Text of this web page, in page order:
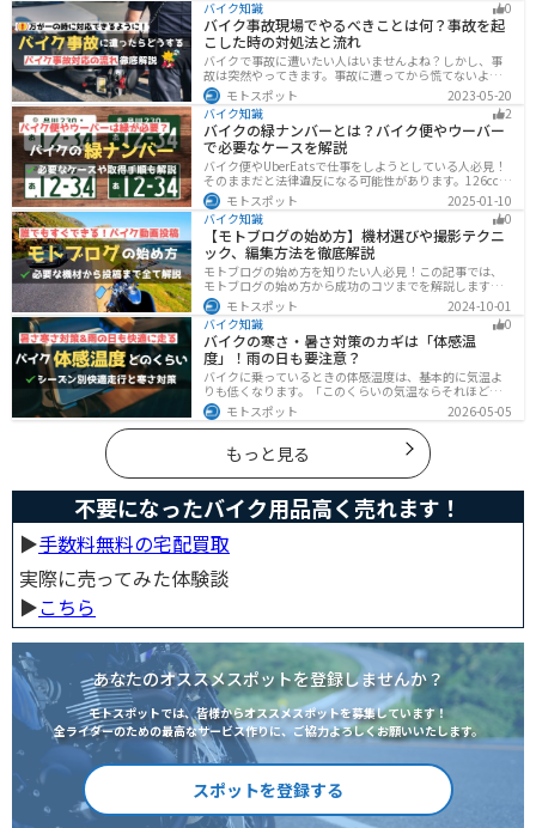
要な手続きや手順がわからないという方も多いのではな
いでしょうか。ライダー引っ越したらバイクのナンバー
を変えないといけないの？ライダー引っ越し先でも原付
に乗る場合、どんな手続きが必要か知りたいライダー引
っ越したけど忙しくて住所変更もナンバー変更もしてい
ない・・・今回はこのような疑問・お悩みにお
バイク知識
0
バイク事故現場でやるべきことは何？事故を起
こした時の対処法と流れ
バイクで事故に遭いたい人はいませんよね？しかし、事
故は突然やってきます。事故に遭ってから慌てないよう
に対処法を知っておきましょう。自分が加害者になった
時、被害者になった時、それぞれどんな対応をすれば良
いのかまとめました。
モトスポット
2023-05-20
バイク知識
2
バイクの緑ナンバーとは？バイク便やウーバー
で必要なケースを解説
バイク便やUberEatsで仕事をしようとしている人必見！
そのままだと法律違反になる可能性があります。126cc以
上のバイクで運送事業を行う場合、緑ナンバー（事業
用）が必要になります。本記事では緑ナンバーの必要な
ケースや取得方法を解説します。
モトスポット
2025-01-10
バイク知識
0
【モトブログの始め方】機材選びや撮影テクニ
ック、編集方法を徹底解説
モトブログの始め方を知りたい人必見！この記事では、
モトブログの始め方から成功のコツまでを解説します。
実は、モトブログを始めるには機材をそろえる必要があ
ります。記事を読めば、モトブログを成功させるための
コツを知ることが可能です。
モトスポット
2024-10-01
バイク知識
0
バイクの寒さ・暑さ対策のカギは「体感温
度」！雨の日も要注意？
バイクに乗っているときの体感温度は、基本的に気温よ
りも低くなります。「このくらいの気温ならそれほど寒
くないだろう」そう考えて通常の装備でバイクに乗った
ら大変な目に遭った・・・そんな経験のあるライダーも
多いのではないでしょうか。今回はバイク走行中の体感
温度についてご紹介します。体感温度を考慮した快適走
行のポイントもまとめました。季節や天候を問わずバイ
クに乗る！そんなライダーの方はぜひ参考にしてみてく
ださい。[phtml blog-first-h2-module]バイク走行時の体
感温度は気温より低め？バイク走行時の体感温度は気温
と同じではありません。なぜ
モトスポット 2026-05-05
もっと見る
不要になったバイク用品高く売れます！
▶︎手数料無料の宅配買取
実際に売ってみた体験談
▶︎こちら
あなたのオススメスポットを登録しませんか？
モトスポットでは、皆様からオススメスポットを募集しています！
全ライダーのための最高なサービス作りに、ご協力よろしくお願いいたします。
スポットを登録する